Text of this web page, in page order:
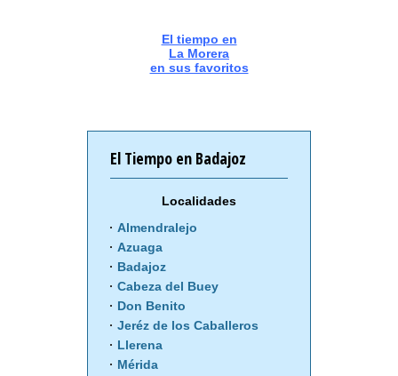
El tiempo en
La Morera
en sus favoritos
El Tiempo en Badajoz
Localidades
Almendralejo
Azuaga
Badajoz
Cabeza del Buey
Don Benito
Jeréz de los Caballeros
Llerena
Mérida